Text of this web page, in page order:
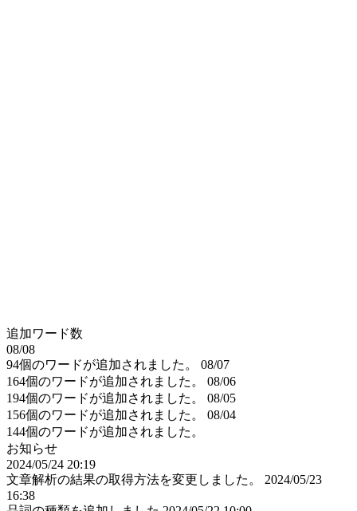
追加ワード数
08/08
94個のワードが追加されました。
08/07
164個のワードが追加されました。
08/06
194個のワードが追加されました。
08/05
156個のワードが追加されました。
08/04
144個のワードが追加されました。
お知らせ
2024/05/24 20:19
文章解析の結果の取得方法を変更しました。
2024/05/23
16:38